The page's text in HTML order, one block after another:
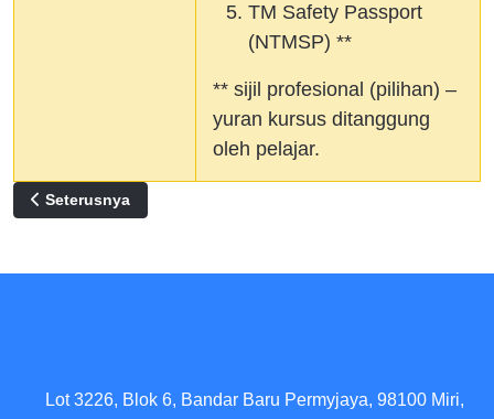
TM Safety Passport
(NTMSP) **
** sijil profesional (pilihan) –
yuran kursus ditanggung
oleh pelajar.
Previous article: G02 - Diploma Teknologi Komputer
Seterusnya
Lot 3226, Blok 6, Bandar Baru Permyjaya, 98100 Miri,